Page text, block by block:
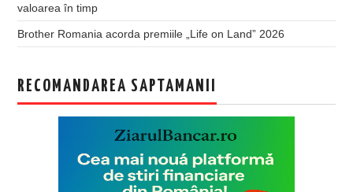
valoarea în timp
Brother Romania acorda premiile „Life on Land” 2026
RECOMANDAREA SAPTAMANII